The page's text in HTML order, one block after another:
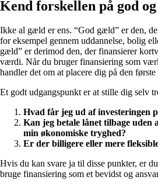
Kend forskellen på god
Ikke al gæld er ens. “God gæld” er den,
for eksempel gennem uddannelse, bolig
gæld” er derimod den, der finansierer
værdi. Når du bruger finansiering som
handler det om at placere dig på den første
Et godt udgangspunkt er at stille dig selv
Hvad får jeg ud af investeringen
Kan jeg betale lånet tilbage uden
min økonomiske tryghed?
Er der billigere eller mere
Hvis du kan svare ja til disse punkter, er
bruge finansiering som et bevidst og